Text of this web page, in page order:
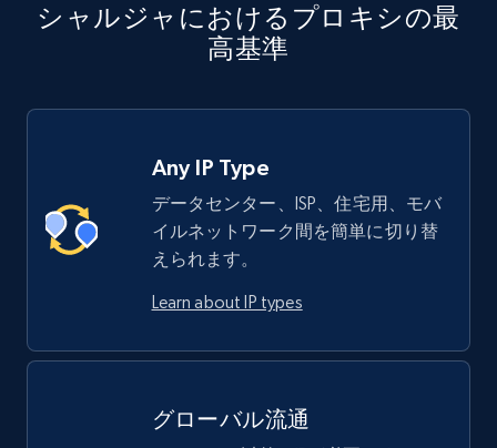
シャルジャにおけるプロキシの最
高基準
Any IP Type
データセンター、ISP、住宅用、モバ
イルネットワーク間を簡単に切り替
えられます。
Learn about IP types
グローバル流通